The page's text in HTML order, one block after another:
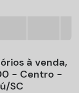
à venda,
- Centro -
SC